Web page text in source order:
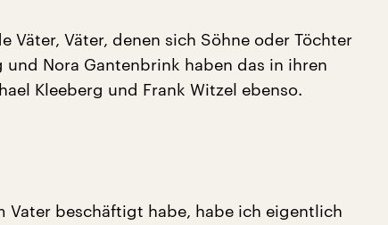
Väter, Väter, denen sich Söhne oder Töchter
und Nora Gantenbrink haben das in ihren
Kleeberg und Frank Witzel ebenso.
Vater beschäftigt habe, habe ich eigentlich